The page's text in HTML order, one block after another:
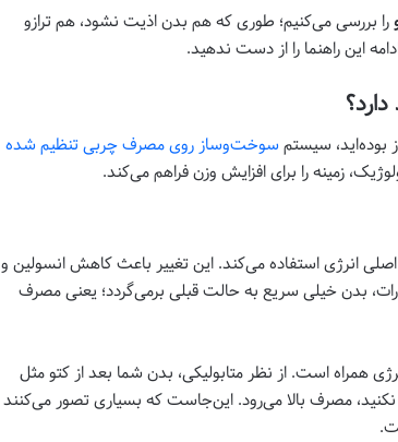
را بررسی می‌کنیم؛ طوری که هم بدن اذیت نشود، هم ترازو
این راهنما را از دست ندهید.
سیستم سوخت‌وساز روی مصرف چربی تنظیم شده
زمینه را برای افزایش وزن فراهم می‌کند.
اصلی انرژی استفاده می‌کند. این تغییر باعث کاهش انسولین و
بدن خیلی سریع به حالت قبلی برمی‌گردد؛ یعنی مصرف
همراه است. از نظر متابولیکی، بدن شما بعد از کتو مثل
نکنید، مصرف بالا می‌رود. این‌جاست که بسیاری تصور می‌کنند